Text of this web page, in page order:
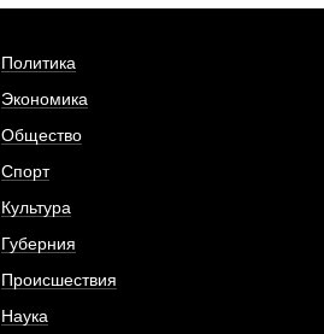
Политика
Экономика
Общество
Спорт
Культура
Губерния
Происшествия
Наука